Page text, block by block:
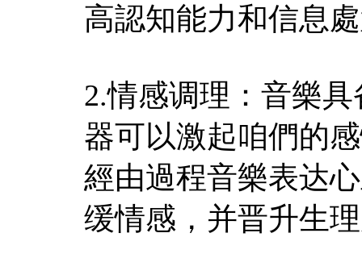
高認知能力和信息
2.情感调理：音樂
器可以激起咱們的
經由過程音樂表达
缓情感，并晋升生